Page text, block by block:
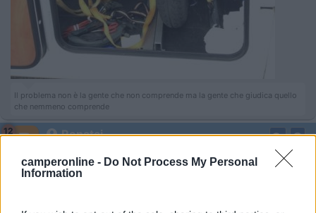
camperonline - Do Not Process My Personal
Information
Il problema non è la gente che non comprende ma la gente che giudica quello
che nemmeno comprende
12 Renatai
Inserito il14/01/2018
Reny